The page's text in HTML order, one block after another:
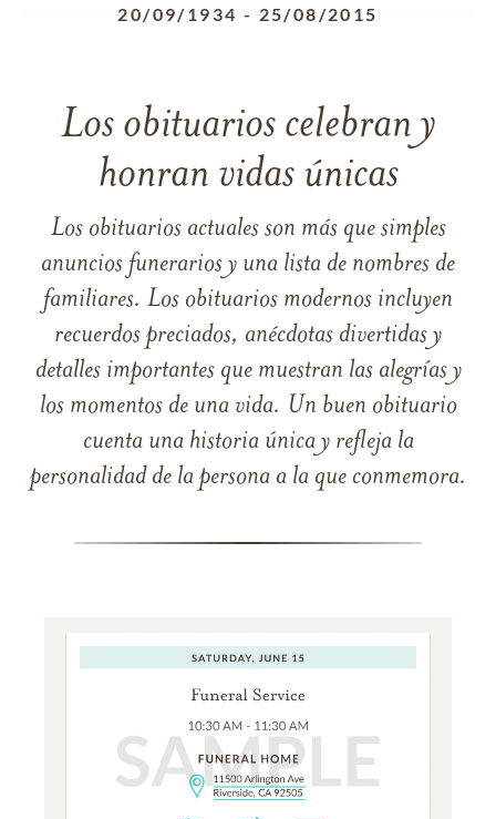
20/09/1934 - 25/08/2015
Los obituarios celebran y
honran vidas únicas
Los obituarios actuales son más que simples
anuncios funerarios y una lista de nombres de
familiares. Los obituarios modernos incluyen
recuerdos preciados, anécdotas divertidas y
detalles importantes que muestran las alegrías y
los momentos de una vida. Un buen obituario
cuenta una historia única y refleja la
personalidad de la persona a la que conmemora.